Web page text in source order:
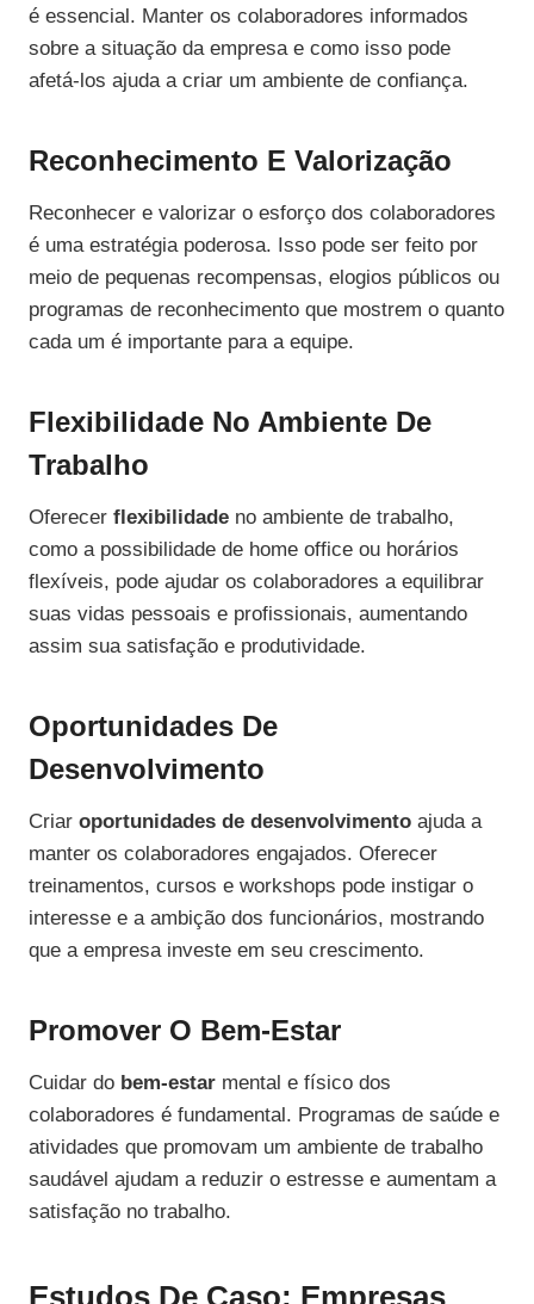
é essencial. Manter os colaboradores informados
sobre a situação da empresa e como isso pode
afetá-los ajuda a criar um ambiente de confiança.
Reconhecimento E Valorização
Reconhecer e valorizar o esforço dos colaboradores
é uma estratégia poderosa. Isso pode ser feito por
meio de pequenas recompensas, elogios públicos ou
programas de reconhecimento que mostrem o quanto
cada um é importante para a equipe.
Flexibilidade No Ambiente De
Trabalho
Oferecer flexibilidade no ambiente de trabalho,
como a possibilidade de home office ou horários
flexíveis, pode ajudar os colaboradores a equilibrar
suas vidas pessoais e profissionais, aumentando
assim sua satisfação e produtividade.
Oportunidades De
Desenvolvimento
Criar oportunidades de desenvolvimento ajuda a
manter os colaboradores engajados. Oferecer
treinamentos, cursos e workshops pode instigar o
interesse e a ambição dos funcionários, mostrando
que a empresa investe em seu crescimento.
Promover O Bem-Estar
Cuidar do bem-estar mental e físico dos
colaboradores é fundamental. Programas de saúde e
atividades que promovam um ambiente de trabalho
saudável ajudam a reduzir o estresse e aumentam a
satisfação no trabalho.